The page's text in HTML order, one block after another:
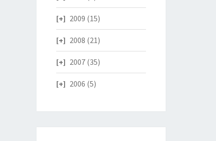
2009 (15)
2008 (21)
2007(35)
2006 (5)